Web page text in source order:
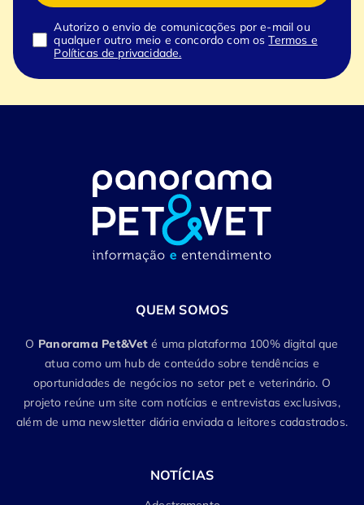
Autorizo o envio de comunicações por e-mail ou
qualquer outro meio e concordo com osTermos e
Políticas de privacidade.
QUEM SOMOS
O Panorama Pet&Vet é uma plataforma 100% digital que
atua como um hub de conteúdo sobre tendências e
oportunidades de negócios no setor pet e veterinário. O
projeto reúne um site com notícias e entrevistas exclusivas,
além de uma newsletter diária enviada a leitores cadastrados.
NOTÍCIAS